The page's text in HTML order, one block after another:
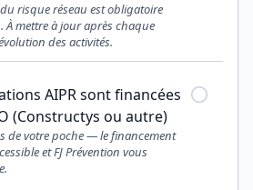
risque réseau est obligatoire
À mettre à jour après chaque
des activités.
AIPR sont financées
(Constructys ou autre)
de votre poche — le financement
et FJ Prévention vous